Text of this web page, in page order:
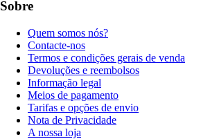
Sobre
Quem somos nós?
Contacte-nos
Termos e condições gerais de venda
Devoluções e reembolsos
Informação legal
Meios de pagamento
Tarifas e opções de envio
Nota de Privacidade
A nossa loja